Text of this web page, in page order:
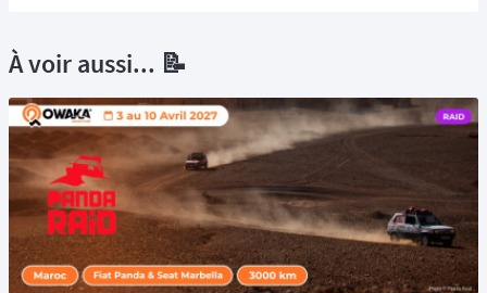
À voir aussi... 📝